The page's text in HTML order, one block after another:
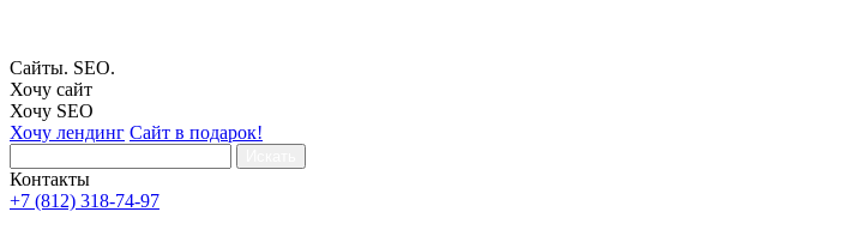
Сайты. SEO.
Хочу сайт
Хочу SEO
Хочу лендинг Сайт в подарок!
Контакты
+7 (812) 318-74-97